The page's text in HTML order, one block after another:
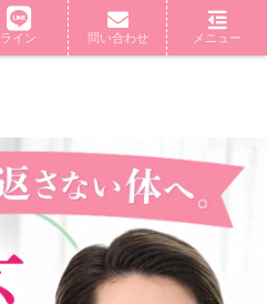
ライン 問い合わせ メニュー